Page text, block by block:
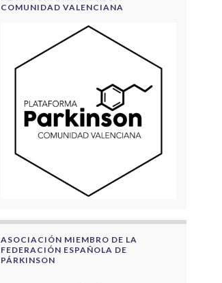
COMUNIDAD VALENCIANA
ASOCIACIÓN MIEMBRO DE LA
FEDERACIÓN ESPAÑOLA DE
PÁRKINSON